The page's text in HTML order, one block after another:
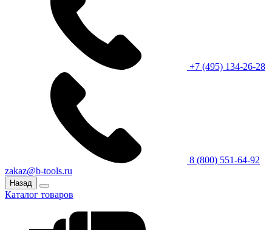
+7 (495) 134-26-28
8 (800) 551-64-92
zakaz@b-tools.ru
Назад
Каталог товаров